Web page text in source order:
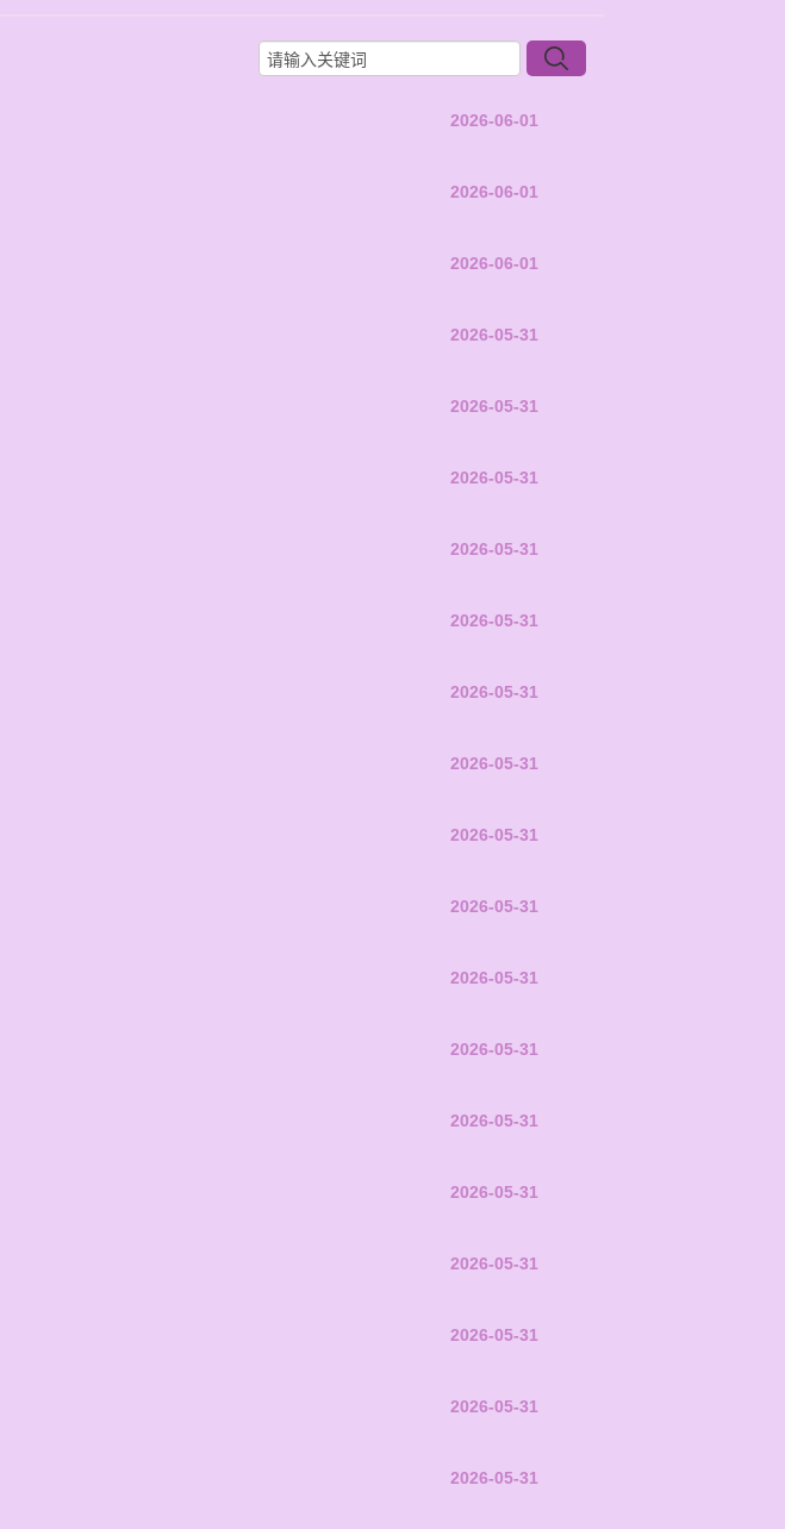
2026-06-01
2026-06-01
2026-06-01
2026-05-31
2026-05-31
2026-05-31
2026-05-31
2026-05-31
2026-05-31
2026-05-31
2026-05-31
2026-05-31
2026-05-31
2026-05-31
2026-05-31
2026-05-31
2026-05-31
2026-05-31
2026-05-31
2026-05-31